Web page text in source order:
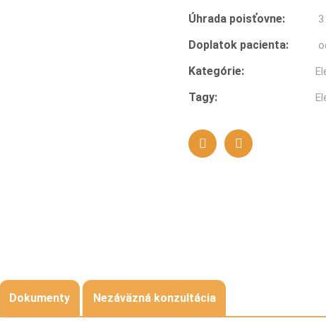
Úhrada poisťovne:
Doplatok pacienta:
Kategórie:
Tagy:
Dokumenty Nezáväzná konzultácia